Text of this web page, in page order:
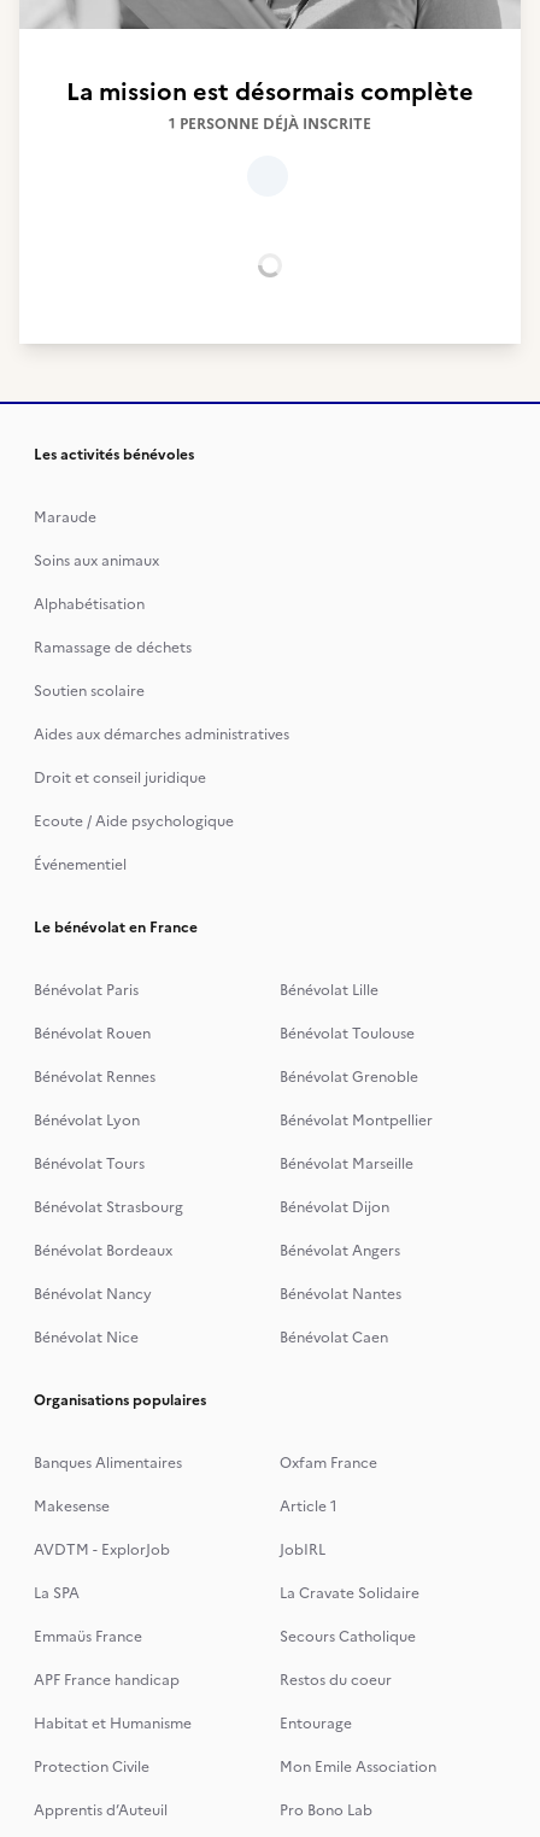
La mission est désormais complète
1 PERSONNE DÉJÀ INSCRITE
Chargement...
Les activités bénévoles
Maraude
Soins aux animaux
Alphabétisation
Ramassage de déchets
Soutien scolaire
Aides aux démarches administratives
Droit et conseil juridique
Ecoute / Aide psychologique
Événementiel
Le bénévolat en France
Bénévolat Paris
Bénévolat Lille
Bénévolat Rouen
Bénévolat Toulouse
Bénévolat Rennes
Bénévolat Grenoble
Bénévolat Lyon
Bénévolat Montpellier
Bénévolat Tours
Bénévolat Marseille
Bénévolat Strasbourg
Bénévolat Dijon
Bénévolat Bordeaux
Bénévolat Angers
Bénévolat Nancy
Bénévolat Nantes
Bénévolat Nice
Bénévolat Caen
Organisations populaires
Banques Alimentaires
Oxfam France
Makesense
Article 1
AVDTM - ExplorJob
JobIRL
La SPA
La Cravate Solidaire
Emmaüs France
Secours Catholique
APF France handicap
Restos du coeur
Habitat et Humanisme
Entourage
Protection Civile
Mon Emile Association
Apprentis d’Auteuil
Pro Bono Lab